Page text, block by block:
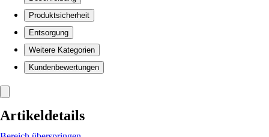
Produktsicherheit
Entsorgung
Weitere Kategorien
Kundenbewertungen
Artikeldetails